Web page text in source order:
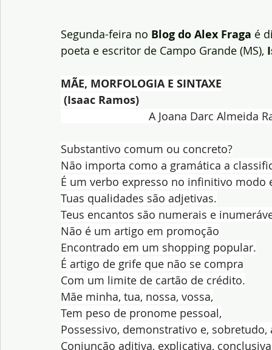
Segunda-feira no Blog do Alex Fraga é
poeta e escritor de Campo Grande (MS),
MÃE, MORFOLOGIA E SINTAXE
(Isaac Ramos)
A Joana Darc Almeida
Substantivo comum ou concreto?
Não importa como a gramática a
É um verbo expresso no infinitivo modo
Tuas qualidades são adjetivas.
Teus encantos são numerais e
Não é um artigo em promoção
Encontrado em um shopping popular.
É artigo de grife que não se compra
Com um limite de cartão de crédito.
Mãe minha, tua, nossa, vossa,
Tem peso de pronome pessoal,
Possessivo, demonstrativo e, sobretudo,
Conjunção aditiva, explicativa,